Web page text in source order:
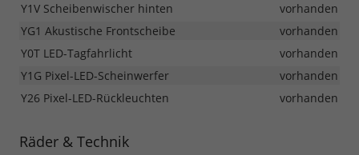
Y1V Scheibenwischer hinten
vorhanden
YG1 Akustische Frontscheibe
vorhanden
Y0T LED-Tagfahrlicht
vorhanden
Y1G Pixel-LED-Scheinwerfer
vorhanden
Y26 Pixel-LED-Rückleuchten
vorhanden
Räder & Technik